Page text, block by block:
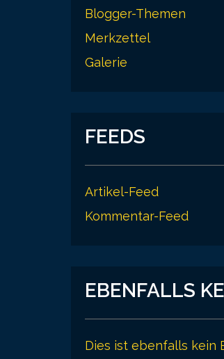
Blogger-Themen
Merkzettel
Galerie
FEEDS
Artikel-Feed
Kommentar-Feed
EBENFALLS
Dies ist ebenfalls kein